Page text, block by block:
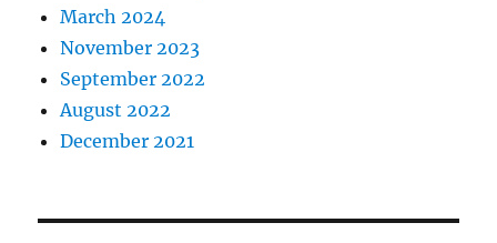
March 2024
November 2023
September 2022
August 2022
December 2021